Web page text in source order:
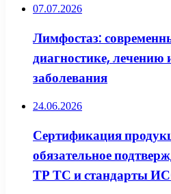
07.07.2026
Лимфостаз:
диагностике,
заболевания
24.06.2026
Сертификация
обязательное
ТР ТС и стандарты